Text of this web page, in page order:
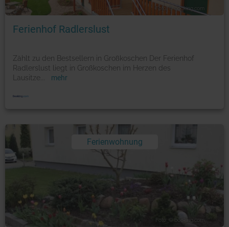
Foto: © booking.com
Ferienhof Radlerslust
Zählt zu den Bestsellern in Großkoschen Der Ferienhof
Radlerslust liegt in Großkoschen im Herzen des
Lausitze
mehr
Ferienwohnung
Foto: © booking.com